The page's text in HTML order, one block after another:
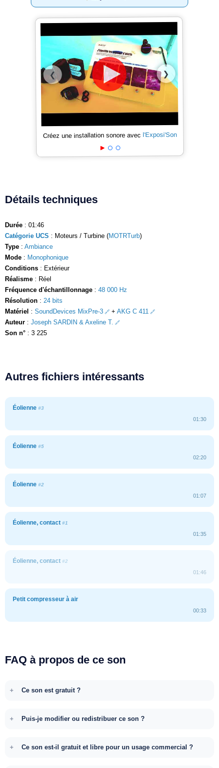
❮ ❯
Créez une installation sonore avec l'Exposi'Son
Détails techniques
Durée : 01:46
Catégorie UCS : Moteurs / Turbine (MOTRTurb)
Type : Ambiance
Mode : Monophonique
Conditions : Extérieur
Réalisme : Réel
Fréquence d'échantillonnage : 48 000 Hz
Résolution : 24 bits
Matériel : SoundDevices MixPre-3 + AKG C 411
Auteur : Joseph SARDIN & Axeline T.
Son n° : 3 225
Autres fichiers intéressants
Éolienne #3
01:30
Éolienne #5
02:20
Éolienne #2
01:07
Éolienne, contact #1
01:35
Éolienne, contact #2
01:46
Petit compresseur à air
00:33
FAQ à propos de ce son
Ce son est gratuit ?
Puis-je modifier ou redistribuer ce son ?
Ce son est-il gratuit et libre pour un usage commercial ?